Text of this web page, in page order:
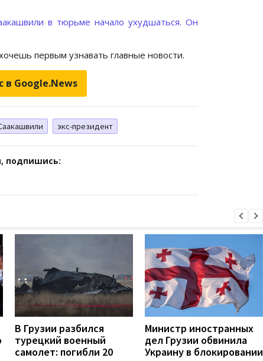
в тюрьме начало ухудшаться. Он
первым узнавать главные новости.
в Google.News
экс-президент
подпишись:
В Грузии разбился
турецкий военный
самолет: погибли 20
Министр иностранных
дел Грузии обвинила
Украину в блокировании